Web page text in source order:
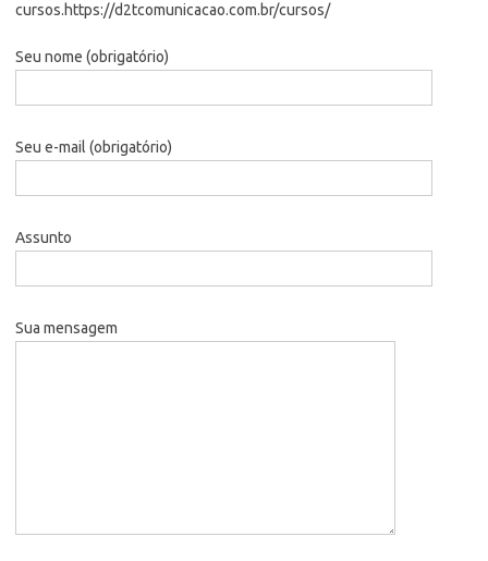
cursos.https://d2tcomunicacao.com.br/cursos/
Seu nome (obrigatório)
Seu e-mail (obrigatório)
Assunto
Sua mensagem